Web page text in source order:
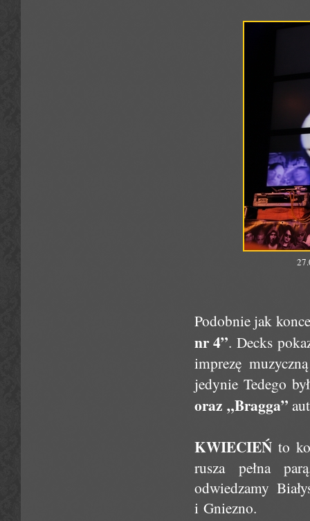
Podobnie jak
nr 4”. Decks
imprezę
jedynie Tedego
oraz „Bragga”
KWIECIEŃ to
rusza pełna
odwiedzamy
i Gniezno.